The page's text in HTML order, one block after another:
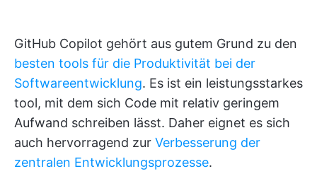
GitHub Copilot gehört aus gutem Grund zu den
besten tools für die Produktivität bei der
Softwareentwicklung. Es ist ein leistungsstarkes
tool, mit dem sich Code mit relativ geringem
Aufwand schreiben lässt. Daher eignet es sich
auch hervorragend zur Verbesserung der
zentralen Entwicklungsprozesse.